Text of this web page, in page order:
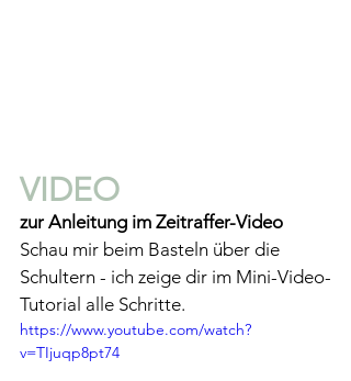
VIDEO
zur Anleitung im Zeitraffer-Video
Schau mir beim Basteln über die
Schultern - ich zeige dir im Mini-Video-
Tutorial alle Schritte.
https://www.youtube.com/watch?
v=TIjuqp8pt74